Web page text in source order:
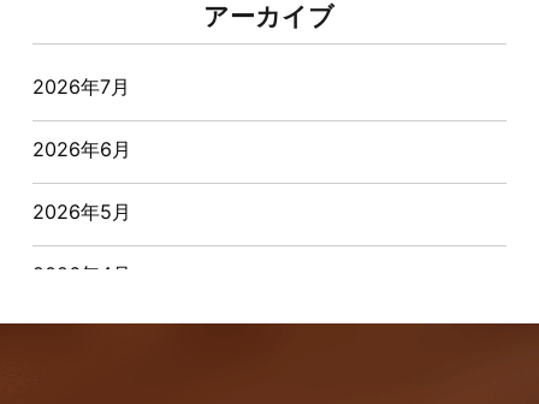
オーナー様からの質問
おすすめ物件
お客様インタビュー
お客様の声
アーカイブ
2026年7月
2026年6月
2026年5月
2026年4月